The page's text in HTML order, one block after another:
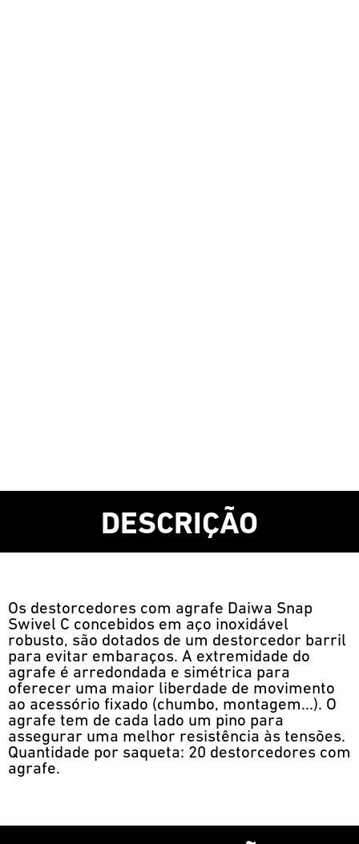
DESCRIÇÃO
Os destorcedores com agrafe Daiwa Snap
Swivel C concebidos em aço inoxidável
robusto, são dotados de um destorcedor barril
para evitar embaraços. A extremidade do
agrafe é arredondada e simétrica para
oferecer uma maior liberdade de movimento
ao acessório fixado (chumbo, montagem...). O
agrafe tem de cada lado um pino para
assegurar uma melhor resistência às tensões.
Quantidade por saqueta: 20 destorcedores com
agrafe.